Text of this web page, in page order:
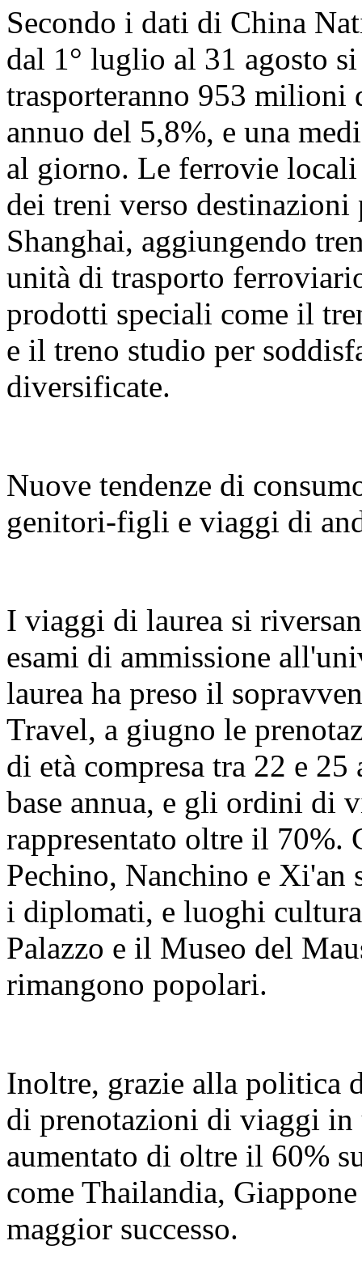
Secondo i dati di China
dal 1° luglio al 31 agosto
trasporteranno 953 milioni
annuo del 5,8%, e una
al giorno. Le ferrovie locali
dei treni verso
Shanghai, aggiungendo
unità di trasporto
prodotti speciali come il
e il treno studio per
diversificate.
Nuove tendenze di
genitori-figli e viaggi di
I viaggi di laurea si
esami di ammissione
laurea ha preso il
Travel, a giugno le
di età compresa tra 22 e
base annua, e gli ordini di
rappresentato oltre il 70%.
Pechino, Nanchino e Xi'an
i diplomati, e luoghi
Palazzo e il Museo del
rimangono popolari.
Inoltre, grazie alla politica
di prenotazioni di viaggi in
aumentato di oltre il 60%
come Thailandia,
maggior successo.